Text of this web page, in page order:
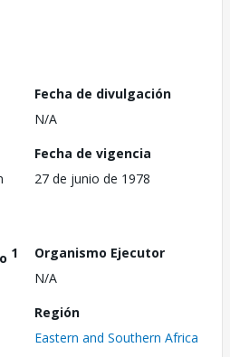
Fecha de divulgación
N/A
Fecha de vigencia
27 de junio de 1978
1
Organismo Ejecutor
N/A
Región
Eastern and Southern Africa